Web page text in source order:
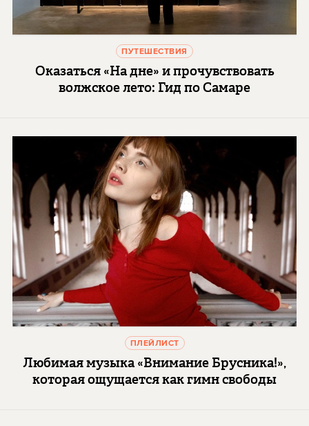
ПУТЕШЕСТВИЯ
Оказаться «На дне» и прочувствовать
волжское лето: Гид по Самаре
ПЛЕЙЛИСТ
Любимая музыка «Внимание Брусника!»,
которая ощущается как гимн свободы